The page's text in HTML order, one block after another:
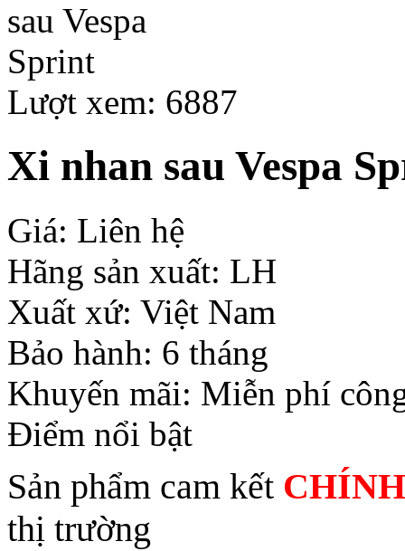
Lượt xem: 6887
Xi nhan sau Vespa
Giá: Liên hệ
Hãng sản xuất: LH
Xuất xứ: Việt Nam
Bảo hành: 6 tháng
Khuyến mãi: Miễn phí
Điểm nổi bật
Sản phẩm cam kết
thị trường